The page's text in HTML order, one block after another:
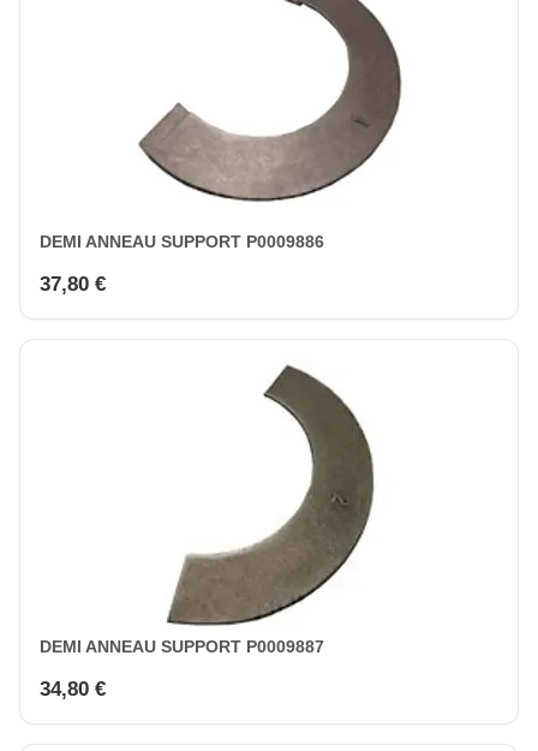
DEMI ANNEAU SUPPORT P0009886
37,80 €
DEMI ANNEAU SUPPORT P0009887
34,80 €